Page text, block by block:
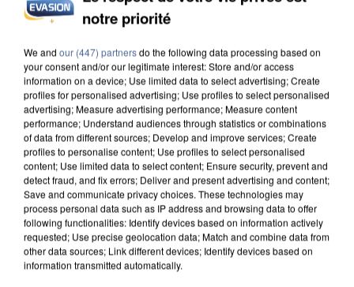
INCENDIES : L’ÎLE-DE-FRANCE LANCE UN ÉLAN
DE SOLIDARITÉ AVEC LES...
notre priorité
We and our (447) partnersdo the following data processing based on
your consent and/or our legitimate interest: Store and/or access
information on a device; Use limited data to select advertising; Create
profiles for personalised advertising; Use profiles to select personalised
advertising; Measure advertising performance; Measure content
performance; Understand audiences through statistics or combinations
of data from different sources; Develop and improve services; Create
profiles to personalise content; Use profiles to select personalised
content; Use limited data to select content; Ensure security, prevent and
detect fraud, and fix errors; Deliver and present advertising and content;
Save and communicate privacy choices. These technologies may
process personal data such as IP address and browsing data to offer
following functionalities: Identify devices based on information actively
requested; Use precise geolocation data; Match and combine data from
other data sources; Link different devices; Identify devices based on
information transmitted automatically.